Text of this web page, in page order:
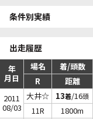
条件別実績
出走履歴
年
月日
場名 着/頭数
R
距離
2011
08/03
大井☆ 13着/16頭
11R
1800m